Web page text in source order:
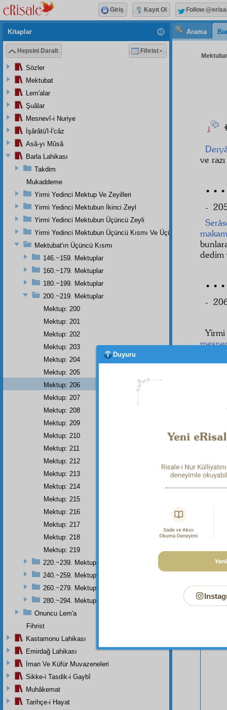
Arama
1
ve
• • •
-
dedim
• • •
-
Dipnot-1
Ey
Kitaplar
Hepsini Daralt Fihrist
Sözler
Mektubat
Lem'alar
Şuâlar
Mesnevî-i Nuriye
İşârâtü'l-İ'câz
Asâ-yı Mûsâ
Barla Lahikası
Takdim
Mukaddeme
Yirmi Yedinci Mektup Ve Zeyilleri
Yirmi Yedinci Mektubun İkinci Zeyl
Yirmi Yedinci Mektubun Üçüncü Zeyli
Yirmi Yedinci Mektubun Üçüncü Kısmı Ve Üçüncü Zeylin
Mektubat'ın Üçüncü Kısmı
146.~159. Mektuplar
160.~179. Mektuplar
180.~199. Mektuplar
200.~219. Mektuplar
Mektup: 200
Mektup: 201
Mektup: 202
Mektup: 203
Mektup: 204
Mektup: 205
Mektup: 206
Mektup: 207
Mektup: 208
Mektup: 209
Mektup: 210
Mektup: 211
Mektup: 212
Mektup: 213
Mektup: 214
Mektup: 215
Mektup: 216
Mektup: 217
Mektup: 218
Mektup: 219
220.~239. Mektuplar
240.~259. Mektuplar
260.~279. Mektuplar
280.~294. Mektuplar
Onuncu Lem'a
Fihrist
Kastamonu Lahikası
Emirdağ Lahikası
İman Ve Küfür Muvazeneleri
Sikke-i Tasdik-i Gaybî
Muhâkemat
Tarihçe-i Hayat
Giriş Kayıt Ol Follow
Duyuru